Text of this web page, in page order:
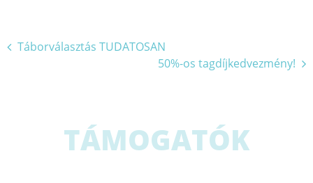
Bejegyzés
Táborválasztás TUDATOSAN
50%-os tagdíjkedvezmény!
TÁMOGATÓK